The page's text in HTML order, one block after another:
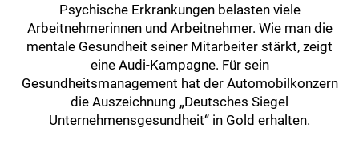
Psychische Erkrankungen belasten viele
Arbeitnehmerinnen und Arbeitnehmer. Wie man die
mentale Gesundheit seiner Mitarbeiter stärkt, zeigt
eine Audi-Kampagne. Für sein
Gesundheitsmanagement hat der Automobilkonzern
die Auszeichnung „Deutsches Siegel
Unternehmensgesundheit“ in Gold erhalten.